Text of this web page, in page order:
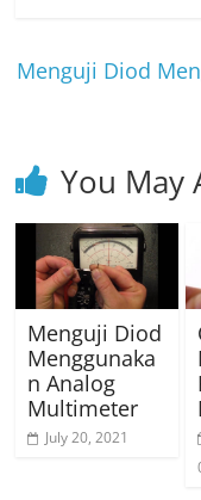
Menguji Diod
You May
Menguji Diod
Menggunaka
n Analog
Multimeter
July 20, 2021